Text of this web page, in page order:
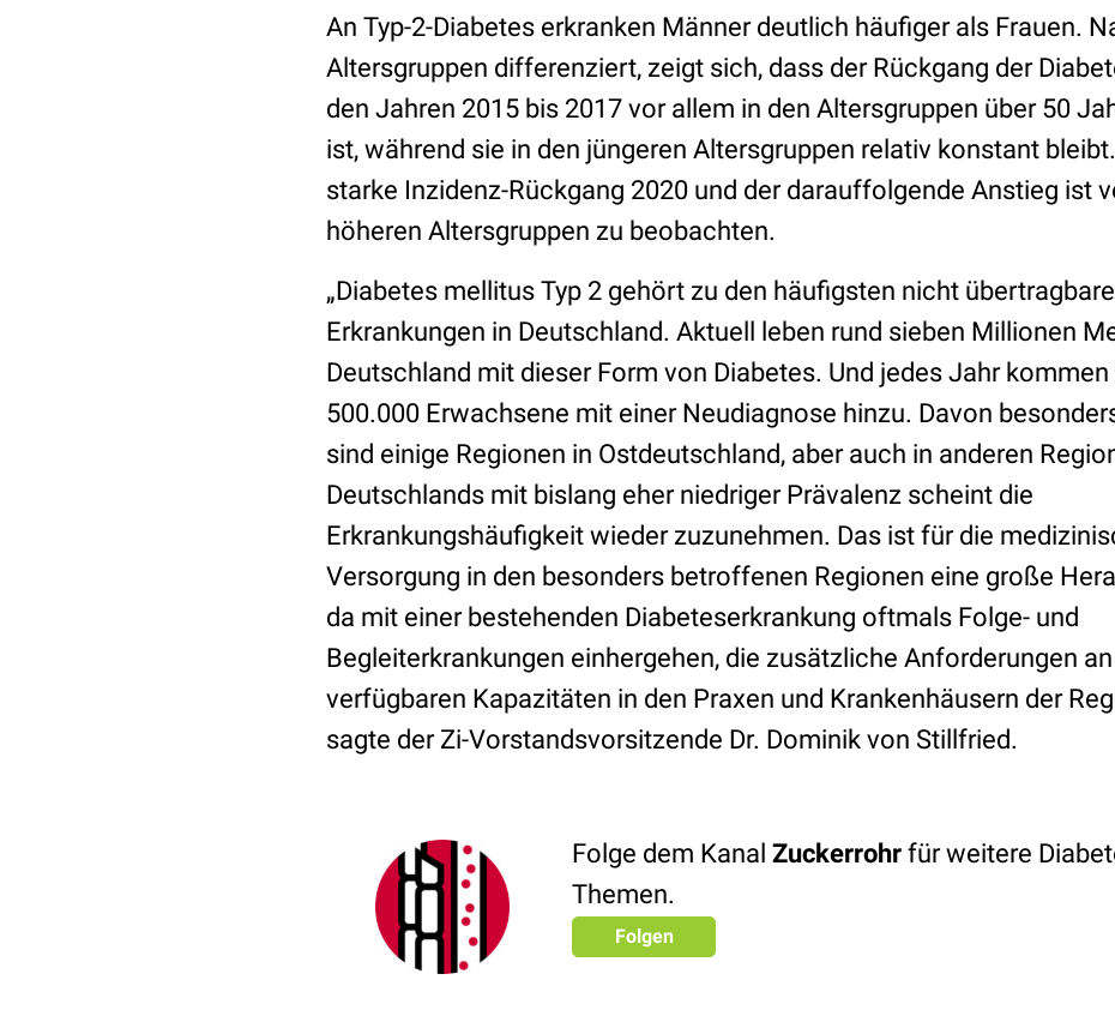
An Typ-2-Diabetes erkranken Männer deutlich häufiger als Frauen.
Altersgruppen differenziert, zeigt sich, dass der Rückgang der
den Jahren 2015 bis 2017 vor allem in den Altersgruppen über 50
ist, während sie in den jüngeren Altersgruppen relativ konstant
starke Inzidenz-Rückgang 2020 und der darauffolgende Anstieg ist
höheren Altersgruppen zu beobachten.
„Diabetes mellitus Typ 2 gehört zu den häufigsten nicht
Erkrankungen in Deutschland. Aktuell leben rund sieben Millionen
Deutschland mit dieser Form von Diabetes. Und jedes Jahr
500.000 Erwachsene mit einer Neudiagnose hinzu. Davon
sind einige Regionen in Ostdeutschland, aber auch in anderen
Deutschlands mit bislang eher niedriger Prävalenz scheint die
Erkrankungshäufigkeit wieder zuzunehmen. Das ist für die
Versorgung in den besonders betroffenen Regionen eine große
da mit einer bestehenden Diabeteserkrankung oftmals Folge- und
Begleiterkrankungen einhergehen, die zusätzliche Anforderungen
verfügbaren Kapazitäten in den Praxen und Krankenhäusern der
sagte der Zi-Vorstandsvorsitzende Dr. Dominik von Stillfried.
Folge dem Kanal Zuckerrohr für weitere
Themen.
Folgen